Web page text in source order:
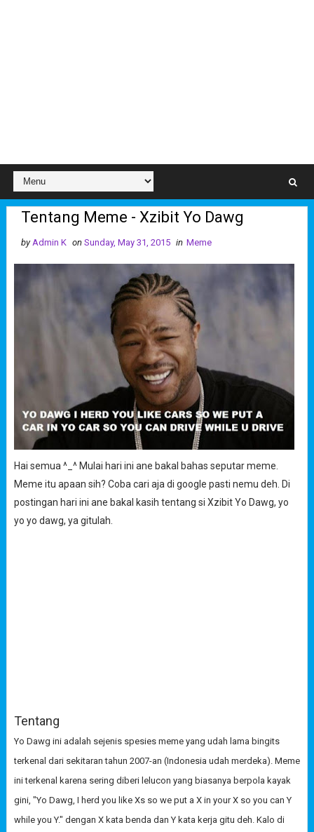
Tentang Meme - Xzibit Yo Dawg
by Admin K on Sunday, May 31, 2015 in Meme
Hai semua ^_^ Mulai hari ini ane bakal bahas seputar meme.
Meme itu apaan sih? Coba cari aja di google pasti nemu deh. Di
postingan hari ini ane bakal kasih tentang si Xzibit Yo Dawg, yo
yo yo dawg, ya gitulah.
Tentang
Yo Dawg ini adalah sejenis spesies meme yang udah lama bingits
terkenal dari sekitaran tahun 2007-an (Indonesia udah merdeka). Meme
ini terkenal karena sering diberi lelucon yang biasanya berpola kayak
gini, "Yo Dawg, I herd you like Xs so we put a X in your X so you can Y
while you Y." dengan X kata benda dan Y kata kerja gitu deh. Kalo di